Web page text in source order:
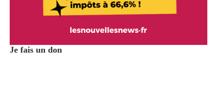
Je fais un don